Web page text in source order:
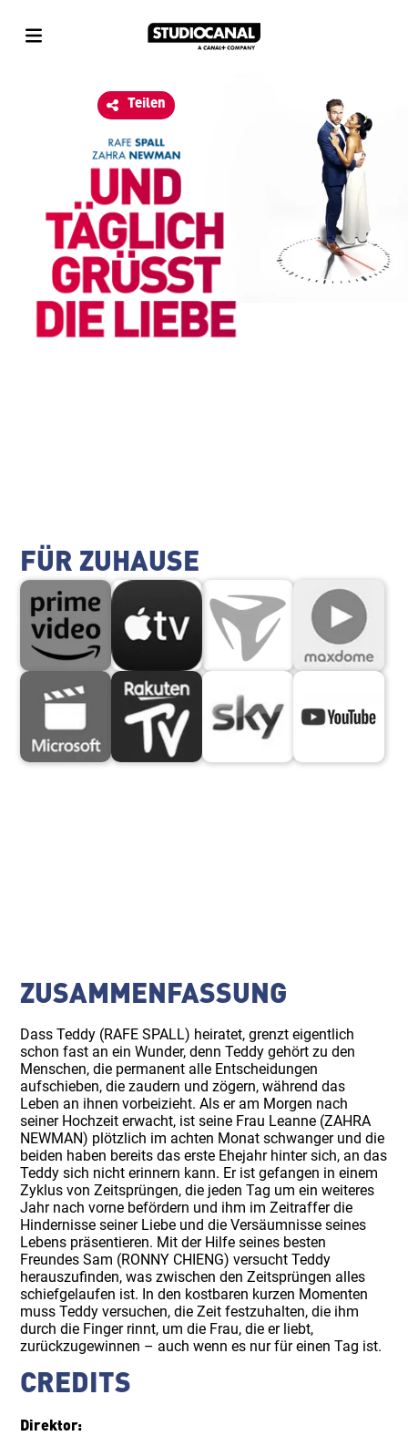
Teilen
FÜR ZUHAUSE
ZUSAMMENFASSUNG
Dass Teddy (RAFE SPALL) heiratet, grenzt eigentlich
schon fast an ein Wunder, denn Teddy gehört zu den
Menschen, die permanent alle Entscheidungen
aufschieben, die zaudern und zögern, während das
Leben an ihnen vorbeizieht. Als er am Morgen nach
seiner Hochzeit erwacht, ist seine Frau Leanne (ZAHRA
NEWMAN) plötzlich im achten Monat schwanger und die
beiden haben bereits das erste Ehejahr hinter sich, an das
Teddy sich nicht erinnern kann. Er ist gefangen in einem
Zyklus von Zeitsprüngen, die jeden Tag um ein weiteres
Jahr nach vorne befördern und ihm im Zeitraffer die
Hindernisse seiner Liebe und die Versäumnisse seines
Lebens präsentieren. Mit der Hilfe seines besten
Freundes Sam (RONNY CHIENG) versucht Teddy
herauszufinden, was zwischen den Zeitsprüngen alles
schiefgelaufen ist. In den kostbaren kurzen Momenten
muss Teddy versuchen, die Zeit festzuhalten, die ihm
durch die Finger rinnt, um die Frau, die er liebt,
zurückzugewinnen – auch wenn es nur für einen Tag ist.
CREDITS
Direktor:
Datenschutz Geschäftsbedingungen Impressum